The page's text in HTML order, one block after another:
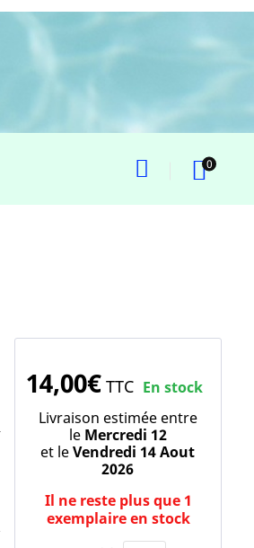
0
14,00€ TTC En stock
Livraison estimée entre
le Mercredi 12
et leVendredi 14 Aout
2026
Il ne reste plus que 1
exemplaire en stock